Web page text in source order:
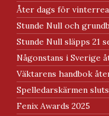
Åter dags för vinterrea
Stunde Null och
Stunde Null släpps 21
Någonstans i Sverige
Väktarens handbok
Spelledarskärmen
Fenix Awards 2025